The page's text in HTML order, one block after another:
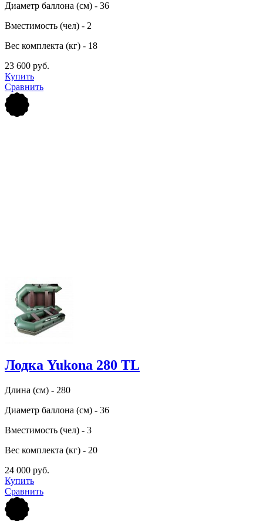
Диаметр баллона (см) - 36
Вместимость (чел) - 2
Вес комплекта (кг) - 18
23 600 руб.
Купить
Сравнить
Лодка Yukona 280 TL
Длина (см) - 280
Диаметр баллона (см) - 36
Вместимость (чел) - 3
Вес комплекта (кг) - 20
24 000 руб.
Купить
Сравнить